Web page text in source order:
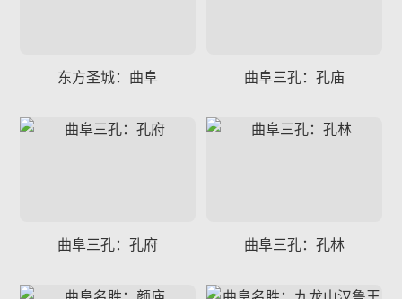
东方圣城：曲阜 曲阜三孔：孔庙
曲阜三孔：孔府 曲阜三孔：孔林